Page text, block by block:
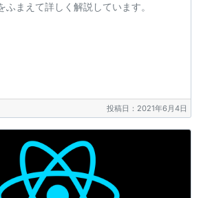
ふまえて詳しく解説しています。
投稿日：2021年6月4日